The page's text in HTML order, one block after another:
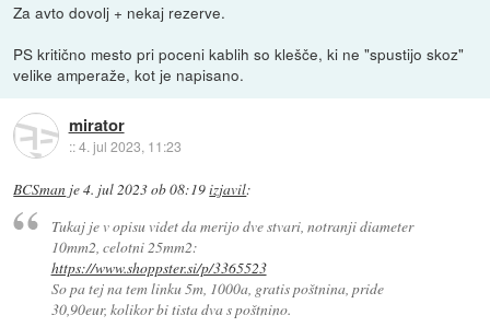
Za avto dovolj + nekaj rezerve.
PS kritično mesto pri poceni kablih so klešče, ki ne "spustijo skoz"
velike amperaže, kot je napisano.
mirator
::4. jul 2023, 11:23
BCSman je4. jul 2023 ob 08:19izjavil:
Tukaj je v opisu videt da merijo dve stvari, notranji diameter
10mm2, celotni 25mm2:
https://www.shoppster.si/p/3365523
So pa tej na tem linku 5m, 1000a, gratis poštnina, pride
30,90eur, kolikor bi tista dva s poštnino.